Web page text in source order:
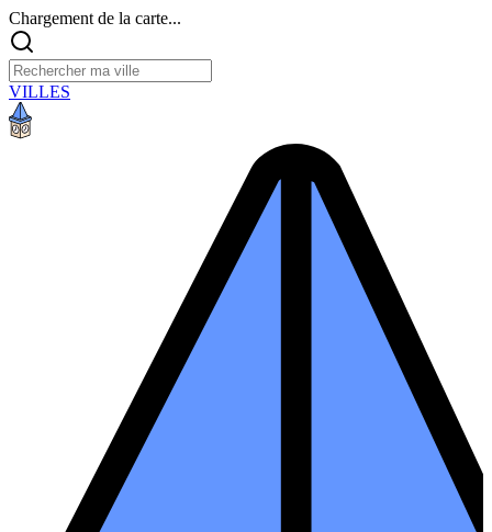
Chargement de la carte...
VILLES